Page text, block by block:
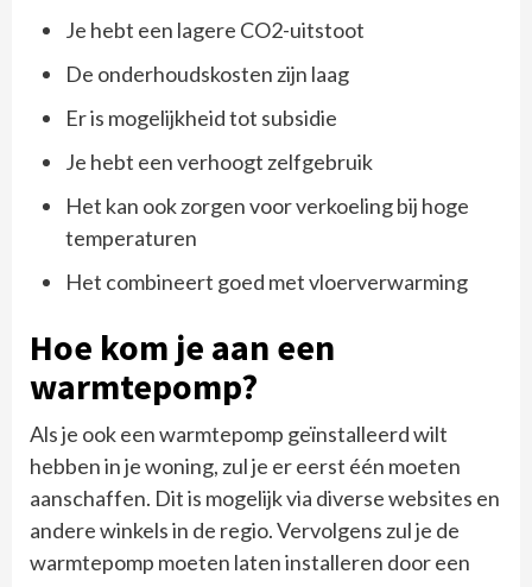
Je hebt een lagere CO2-uitstoot
De onderhoudskosten zijn laag
Er is mogelijkheid tot subsidie
Je hebt een verhoogt zelfgebruik
Het kan ook zorgen voor verkoeling bij hoge
temperaturen
Het combineert goed met vloerverwarming
Hoe kom je aan een
warmtepomp?
Als je ook een warmtepomp geïnstalleerd wilt
hebben in je woning, zul je er eerst één moeten
aanschaffen. Dit is mogelijk via diverse websites en
andere winkels in de regio. Vervolgens zul je de
warmtepomp moeten laten installeren door een